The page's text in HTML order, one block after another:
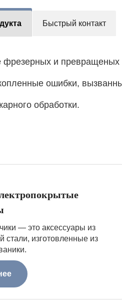
Быстрый контакт
и превращеных
ошибки,
обработки.
— это аксессуары из
изготовленные из